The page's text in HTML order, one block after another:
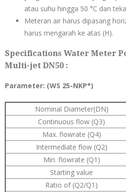
atau suhu hingga 50 °C dan
Meteran air harus dipasang
harus mengarah ke atas (H).
Specifications Water Meter
Multi-jet DN50 :
Parameter: (WS 25-NKP*)
Nominal Diameter(DN)
Continuous flow (Q3)
Max. flowrate (Q4)
Intermediate flow (Q2)
Min. flowrate (Q1)
Starting value
Ratio of (Q2/Q1)